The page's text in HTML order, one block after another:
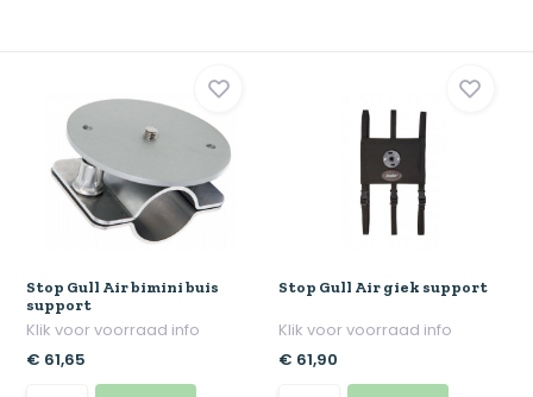
Stop Gull Air bimini buis
support
Klik voor voorraad info
€ 61,65
Stop Gull Air giek support
Klik voor voorraad info
€ 61,90